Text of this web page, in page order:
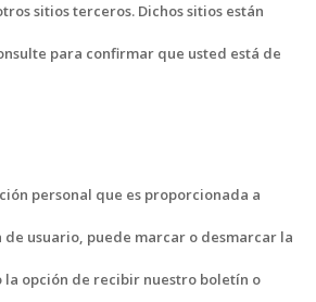
sitios terceros. Dichos sitios están
para confirmar que usted está de
personal que es proporcionada a
usuario, puede marcar o desmarcar la
opción de recibir nuestro boletín o